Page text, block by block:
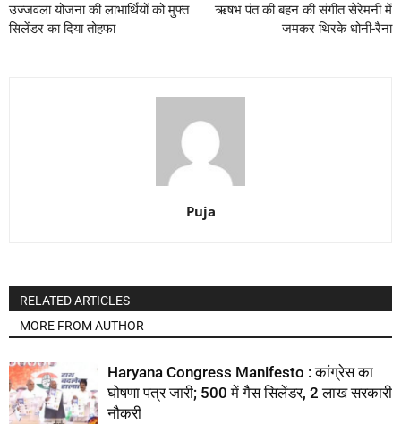
उज्जवला योजना की लाभार्थियों को मुफ्त
सिलेंडर का दिया तोहफा
ऋषभ पंत की बहन की संगीत सेरेमनी में
जमकर थिरके धोनी-रैना
Puja
RELATED ARTICLES
MORE FROM AUTHOR
Haryana Congress Manifesto : कांग्रेस का
घोषणा पत्र जारी; 500 में गैस सिलेंडर, 2 लाख सरकारी
नौकरी